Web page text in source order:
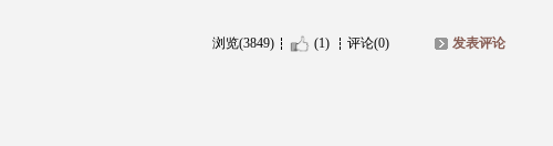
浏览(3849) (1) 评论(0) 发表评论